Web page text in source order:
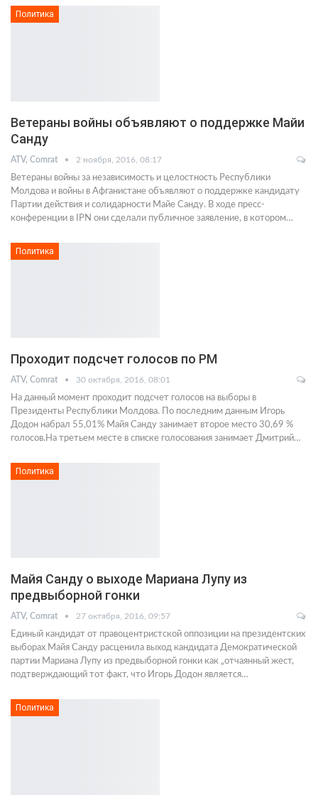
Политика
Ветераны войны объявляют о поддержке Майи
Санду
ATV, Comrat 2 ноября, 2016, 08:17
Ветераны войны за независимость и целостность Республики
Молдова и войны в Афганистане объявляют о поддержке кандидату
Партии действия и солидарности Майе Санду. В ходе пресс-
конференции в IPN они сделали публичное заявление, в котором…
Политика
Проходит подсчет голосов по РМ
ATV, Comrat 30 октября, 2016, 08:01
На данный момент проходит подсчет голосов на выборы в
Президенты Республики Молдова. По последним данным Игорь
Додон набрал 55,01% Майя Санду занимает второе место 30,69 %
голосов.На третьем месте в списке голосования занимает Дмитрий…
Политика
Майя Санду о выходе Мариана Лупу из
предвыборной гонки
ATV, Comrat 27 октября, 2016, 09:57
Единый кандидат от правоцентристской оппозиции на президентских
выборах Майя Санду расценила выход кандидата Демократической
партии Мариана Лупу из предвыборной гонки как „отчаянный жест,
подтверждающий тот факт, что Игорь Додон является…
Политика